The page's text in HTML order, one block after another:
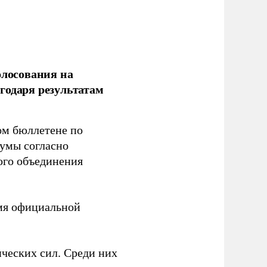
на
результатам
бюллетене по
согласно
объединения
официальной
сил. Среди них